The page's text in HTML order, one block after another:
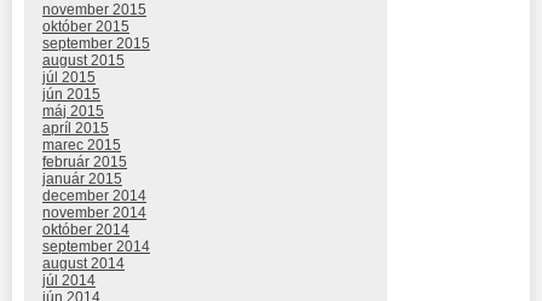
november 2015
október 2015
september 2015
august 2015
júl 2015
jún 2015
máj 2015
apríl 2015
marec 2015
február 2015
január 2015
december 2014
november 2014
október 2014
september 2014
august 2014
júl 2014
jún 2014